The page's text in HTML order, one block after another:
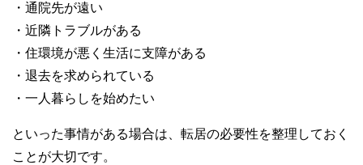
・通院先が遠い
・近隣トラブルがある
・住環境が悪く生活に支障がある
・退去を求められている
・一人暮らしを始めたい
といった事情がある場合は、転居の必要性を整理しておく
ことが大切です。